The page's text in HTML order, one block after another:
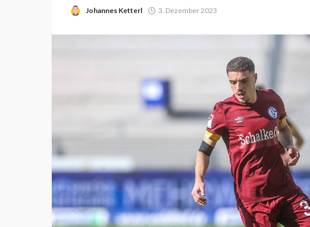
Johannes Ketterl 3. Dezember 2023